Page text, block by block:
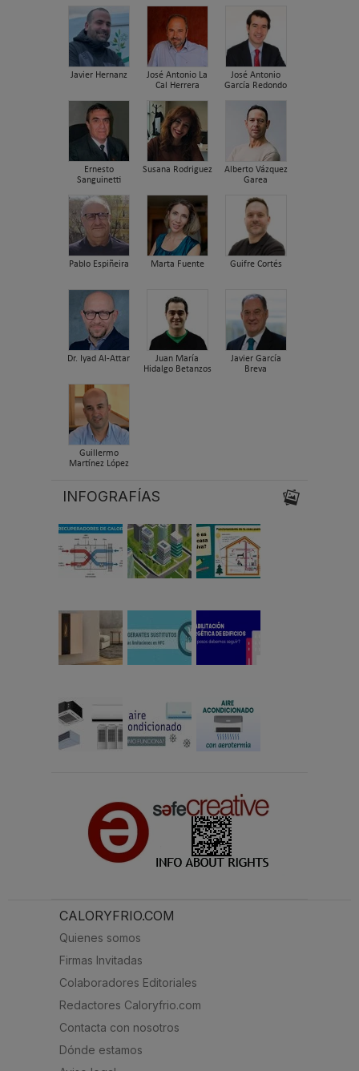
Javier Hernanz
José Antonio La
Cal Herrera
José Antonio
García Redondo
Ernesto
Sanguinetti
Susana Rodriguez
Alberto Vázquez
Garea
Pablo Espiñeira Marta Fuente Guifre Cortés
Dr. Iyad Al-Attar
Juan María
Hidalgo Betanzos
Javier García
Breva
Guillermo
Martínez López
INFOGRAFÍAS
CALORYFRIO.COM
Quienes somos
Firmas Invitadas
Colaboradores Editoriales
Redactores Caloryfrio.com
Contacta con nosotros
Dónde estamos